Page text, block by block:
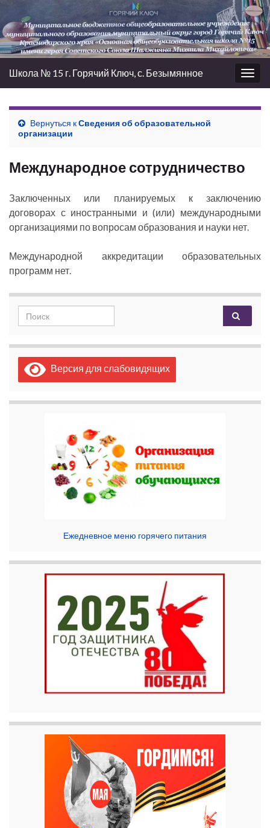
Вкл/
выкл
Школа № 15 г. Горячий Ключ, с. Безымянное
Вернуться кСведения об образовательной
организации
Международное сотрудничество
Заключенных или планируемых к заключению
договорах с иностранными и (или) международными
организациями по вопросам образования и науки нет.
Международной аккредитации образовательных
программ нет.
Search for:
Версия для слабовидящих
Ежедневное меню горячего питания